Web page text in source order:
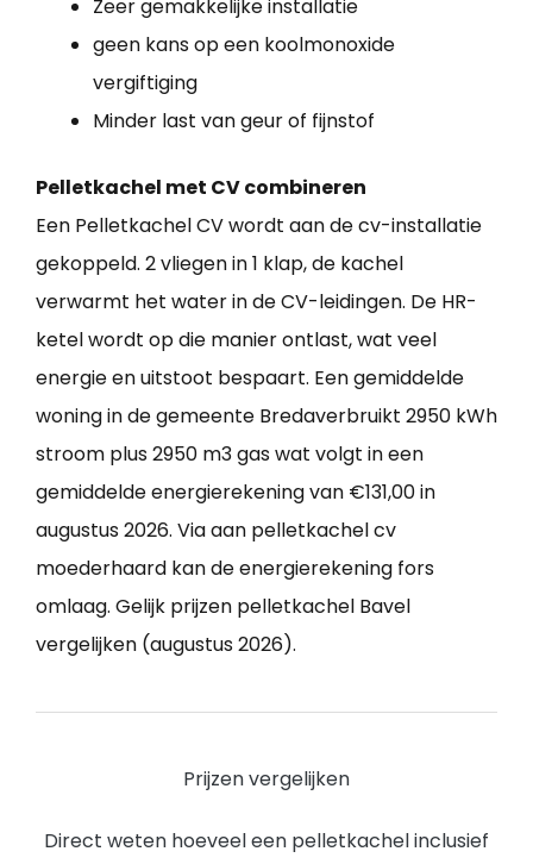
Zeer gemakkelijke installatie
geen kans op een koolmonoxide
vergiftiging
Minder last van geur of fijnstof
Pelletkachel met CV combineren
Een Pelletkachel CV wordt aan de cv-installatie
gekoppeld. 2 vliegen in 1 klap, de kachel
verwarmt het water in de CV-leidingen. De HR-
ketel wordt op die manier ontlast, wat veel
energie en uitstoot bespaart. Een gemiddelde
woning in de gemeente Bredaverbruikt 2950 kWh
stroom plus 2950 m3 gas wat volgt in een
gemiddelde energierekening van €131,00 in
augustus 2026. Via aan pelletkachel cv
moederhaard kan de energierekening fors
omlaag. Gelijk prijzen pelletkachel Bavel
vergelijken (augustus 2026).
Prijzen vergelijken
Direct weten hoeveel een pelletkachel inclusief